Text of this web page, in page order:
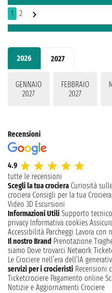
2026 2027
GENNAIO
2027
FEBBRAIO
2027
1 2
Recensioni
4.9
tutte le recensioni
Scegli la tua crociera Curiosità
crociera Consigli per la tua Crociera
Video 3D Escursioni
Informazioni Utili Supporto tecnico
privacy Informativa cookies
Accessibilità Parcheggi Lavora con
Il nostro Brand Prenotazione
siamo Dove trovarci Network
Le Crociere nell’era dell’IA
servizi per i crocieristi Recensioni
Ticketcrociere Pagamento online
Notizie e Aggiornamenti Crociere